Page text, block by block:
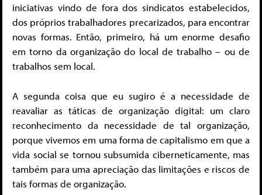
iniciativas vindo de fora dos sindicatos estabelecidos,
dos próprios trabalhadores precarizados, para encontrar
novas formas. Então, primeiro, há um enorme desafio
em torno da organização do local de trabalho – ou de
trabalhos sem local.
A segunda coisa que eu sugiro é a necessidade de
reavaliar as táticas de organização digital: um claro
reconhecimento da necessidade de tal organização,
porque vivemos em uma forma de capitalismo em que a
vida social se tornou subsumida ciberneticamente, mas
também para uma apreciação das limitações e riscos de
tais formas de organização.